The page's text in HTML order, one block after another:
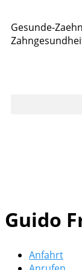
Gesunde-
Guido
Anfahrt